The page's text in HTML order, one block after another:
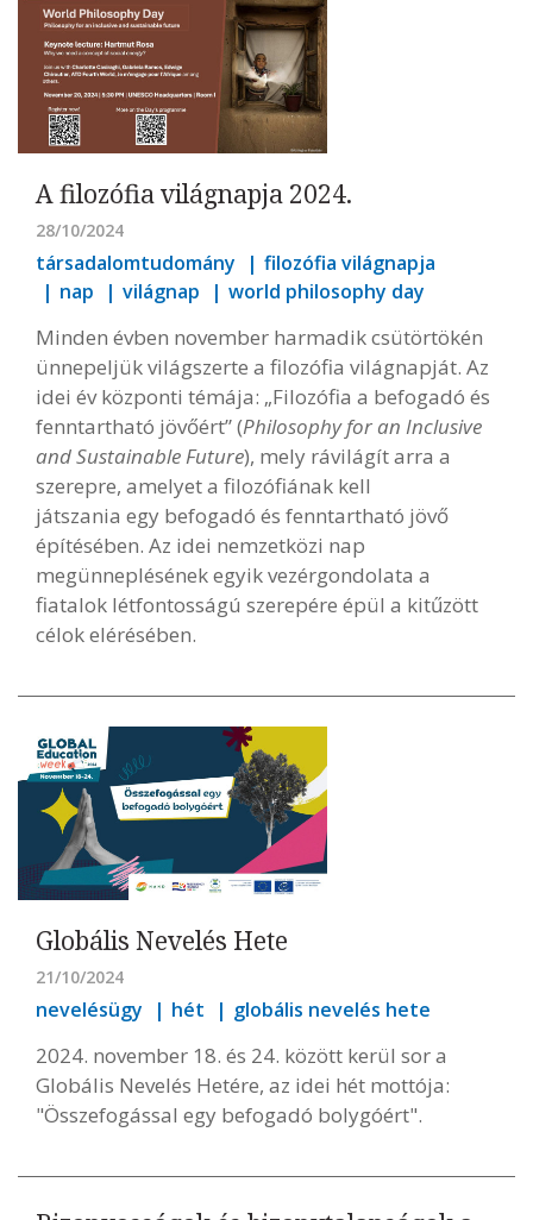
A filozófia világnapja 2024.
28/10/2024
társadalomtudomány
filozófia világnapja
nap
világnap world philosophy day
Minden évben november harmadik csütörtökén
ünnepeljük világszerte a filozófia világnapját. Az
idei év központi témája: „Filozófia a befogadó és
fenntartható jövőért” (Philosophy for an Inclusive
and Sustainable Future), mely rávilágít arra a
szerepre, amelyet a filozófiának kell
játszania egy befogadó és fenntartható jövő
építésében. Az idei nemzetközi nap
megünneplésének egyik vezérgondolata a
fiatalok létfontosságú szerepére épül a kitűzött
célok elérésében.
Globális Nevelés Hete
21/10/2024
nevelésügy hét globális nevelés hete
2024. november 18. és 24. között kerül sor a
Globális Nevelés Hetére, az idei hét mottója:
"Összefogással egy befogadó bolygóért".